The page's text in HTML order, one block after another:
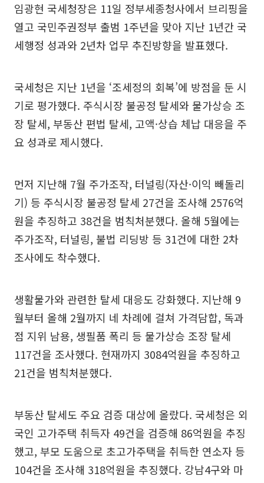
임광현 국세청장은 11일 정부세종청사에서 브리핑을
열고 국민주권정부 출범 1주년을 맞아 지난 1년간 국
세행정 성과와 2년차 업무 추진방향을 발표했다.
국세청은 지난 1년을 ‘조세정의 회복’에 방점을 둔 시
기로 평가했다. 주식시장 불공정 탈세와 물가상승 조
장 탈세, 부동산 편법 탈세, 고액·상습 체납 대응을 주
요 성과로 제시했다.
먼저 지난해 7월 주가조작, 터널링(자산·이익 빼돌리
기) 등 주식시장 불공정 탈세 27건을 조사해 2576억
원을 추징하고 38건을 범칙처분했다. 올해 5월에는
주가조작, 터널링, 불법 리딩방 등 31건에 대한 2차
조사에도 착수했다.
생활물가와 관련한 탈세 대응도 강화했다. 지난해 9
월부터 올해 2월까지 네 차례에 걸쳐 가격담합, 독과
점 지위 남용, 생필품 폭리 등 물가상승 조장 탈세
117건을 조사했다. 현재까지 3084억원을 추징하고
21건을 범칙처분했다.
부동산 탈세도 주요 검증 대상에 올랐다. 국세청은 외
국인 고가주택 취득자 49건을 검증해 86억원을 추징
했고, 부모 도움으로 초고가주택을 취득한 연소자 등
104건을 조사해 318억원을 추징했다. 강남4구와 마